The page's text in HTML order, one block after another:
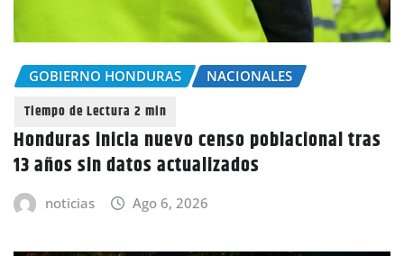
GOBIERNO HONDURAS NACIONALES
Honduras inicia nuevo censo poblacional tras
13 años sin datos actualizados
noticias Ago 6, 2026